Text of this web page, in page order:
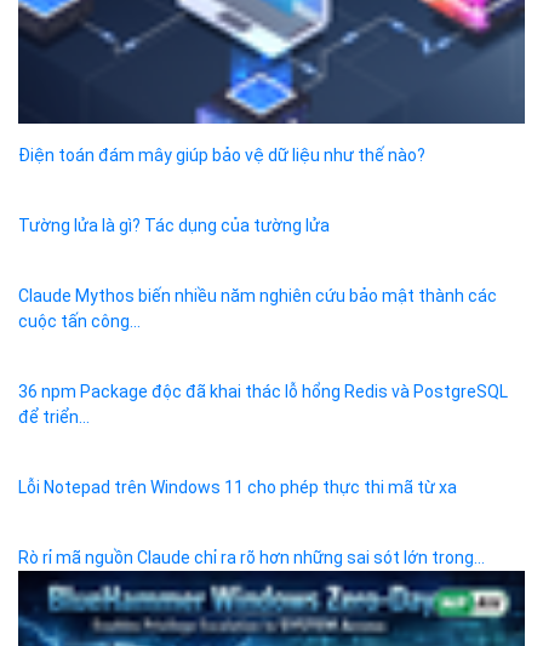
Điện toán đám mây giúp bảo vệ dữ liệu như thế nào?
Tường lửa là gì? Tác dụng của tường lửa
Claude Mythos biến nhiều năm nghiên cứu bảo mật thành các
cuộc tấn công...
36 npm Package độc đã khai thác lỗ hổng Redis và PostgreSQL
để triển...
Lỗi Notepad trên Windows 11 cho phép thực thi mã từ xa
Rò rỉ mã nguồn Claude chỉ ra rõ hơn những sai sót lớn trong...